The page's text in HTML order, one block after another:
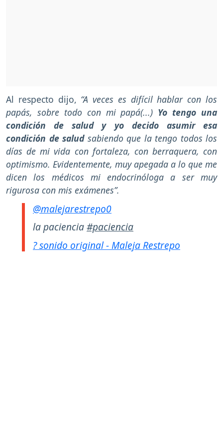
Al respecto dijo, “A veces es difícil hablar con los
papás, sobre todo con mi papá(...) Yo tengo una
condición de salud y yo decido asumir esa
condición de salud sabiendo que la tengo todos los
días de mi vida con fortaleza, con berraquera, con
optimismo. Evidentemente, muy apegada a lo que me
dicen los médicos mi endocrinóloga a ser muy
rigurosa con mis exámenes”.
@malejarestrepo0
la paciencia#paciencia
? sonido original - Maleja Restrepo